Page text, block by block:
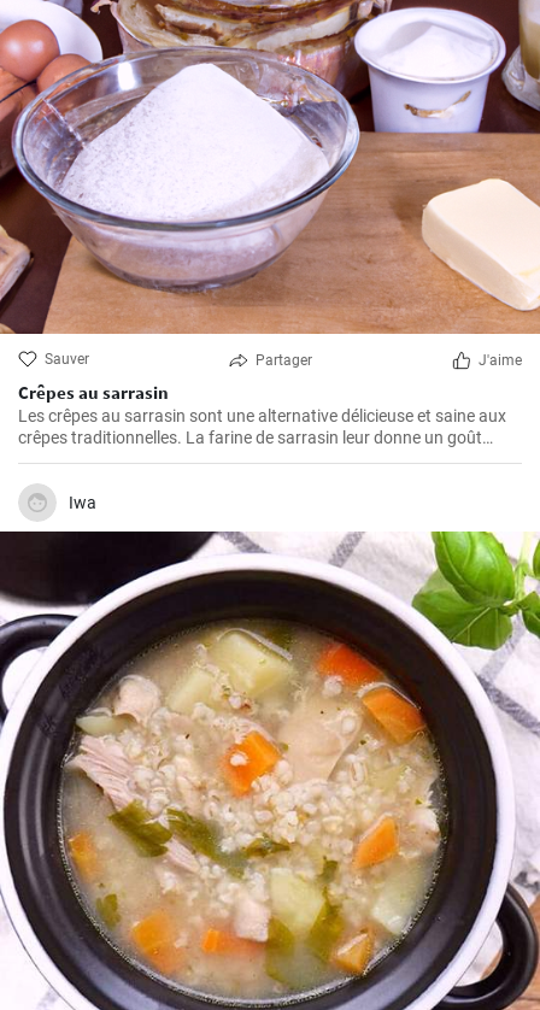
Sauver Partager J'aime
Crêpes au sarrasin
Les crêpes au sarrasin sont une alternative délicieuse et saine aux
crêpes traditionnelles. La farine de sarrasin leur donne un goût
unique de noisette, et l'ajout de fromage blanc et de fruits frais les
rend nourrissantes et pleines de vitamines. Elles sont idéales pour le
petit déjeuner ou un goûter léger dans l'après-midi.
Iwa